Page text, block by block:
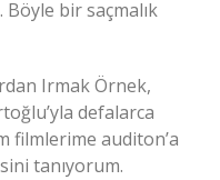
bir saçmalık
Irmak Örnek,
defalarca
filmlerime auditon’a
tanıyorum.